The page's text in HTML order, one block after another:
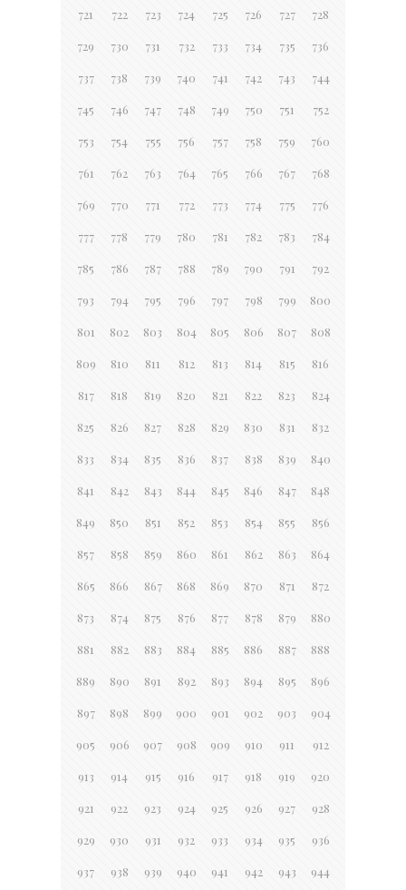
721 722 723 724 725 726 727 728
729 730 731 732 733 734 735 736
737 738 739 740 741 742 743 744
745 746 747 748 749 750 751 752
753 754 755 756 757 758 759 760
761 762 763 764 765 766 767 768
769 770 771 772 773 774 775 776
777 778 779 780 781 782 783 784
785 786 787 788 789 790 791 792
793 794 795 796 797 798 799 800
801 802 803 804 805 806 807 808
809 810 811 812 813 814 815 816
817 818 819 820 821 822 823 824
825 826 827 828 829 830 831 832
833 834 835 836 837 838 839 840
841 842 843 844 845 846 847 848
849 850 851 852 853 854 855 856
857 858 859 860 861 862 863 864
865 866 867 868 869 870 871 872
873 874 875 876 877 878 879 880
881 882 883 884 885 886 887 888
889 890 891 892 893 894 895 896
897 898 899 900 901 902 903 904
905 906 907 908 909 910 911 912
913 914 915 916 917 918 919 920
921 922 923 924 925 926 927 928
929 930 931 932 933 934 935 936
937 938 939 940 941 942 943 944